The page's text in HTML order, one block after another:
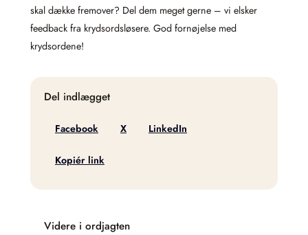
skal dække fremover? Del dem meget gerne – vi elsker
feedback fra krydsordsløsere. God fornøjelse med
krydsordene!
Del indlægget
Facebook X LinkedIn
Kopiér link
Videre i ordjagten